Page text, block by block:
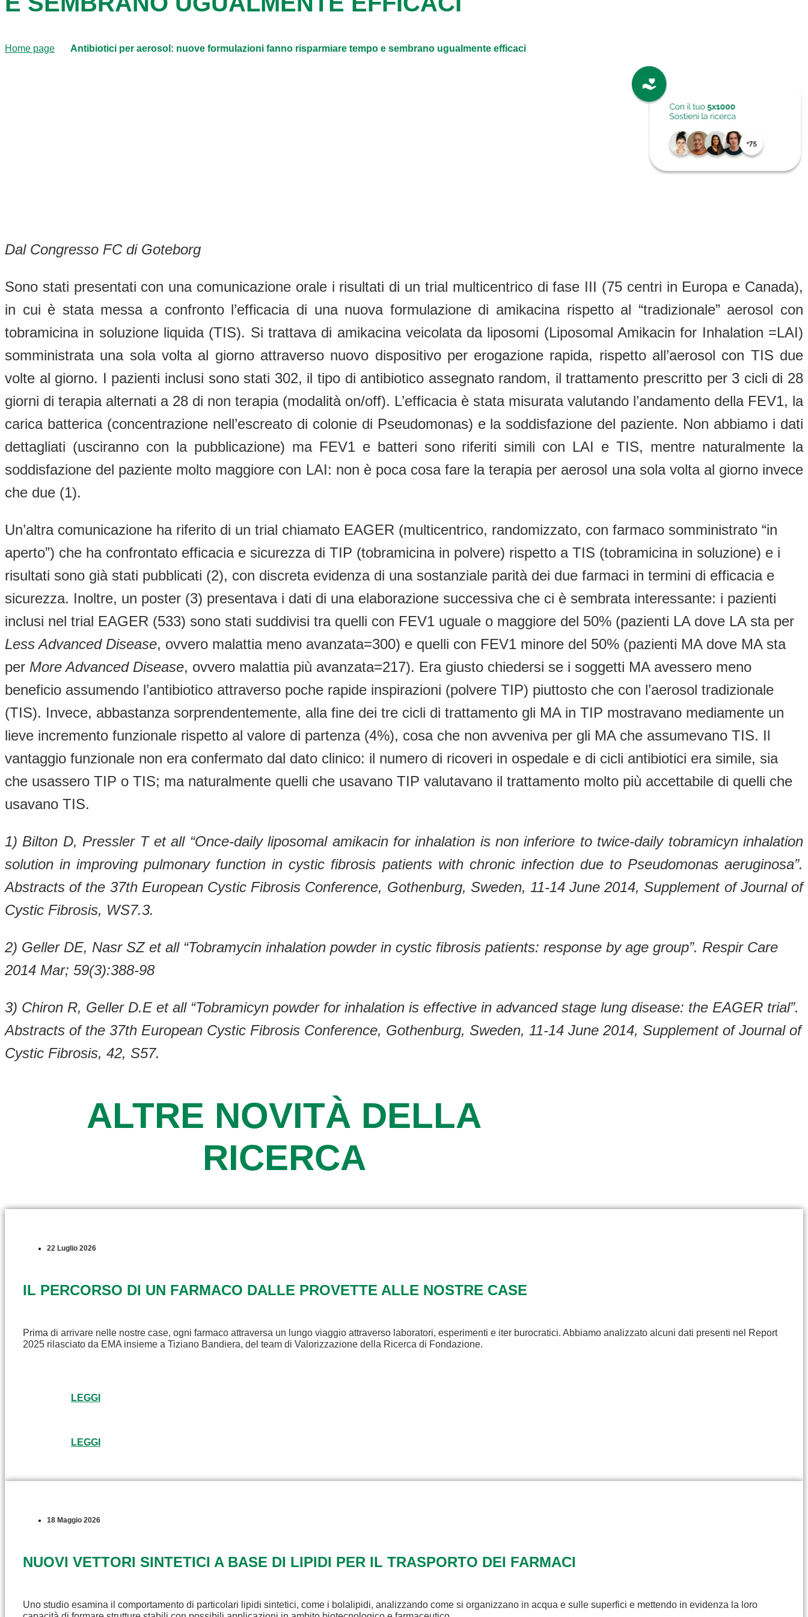
Home page Antibiotici per aerosol: nuove formulazioni fanno risparmiare tempo e sembrano ugualmente efficaci
Dal Congresso FC di Goteborg
Sono stati presentati con una comunicazione orale i risultati di un trial multicentrico di fase III (75 centri in Europa e Canada),
in cui è stata messa a confronto l’efficacia di una nuova formulazione di amikacina rispetto al “tradizionale” aerosol con
tobramicina in soluzione liquida (TIS). Si trattava di amikacina veicolata da liposomi (Liposomal Amikacin for Inhalation =LAI)
somministrata una sola volta al giorno attraverso nuovo dispositivo per erogazione rapida, rispetto all’aerosol con TIS due
volte al giorno. I pazienti inclusi sono stati 302, il tipo di antibiotico assegnato random, il trattamento prescritto per 3 cicli di 28
giorni di terapia alternati a 28 di non terapia (modalità on/off). L’efficacia è stata misurata valutando l’andamento della FEV1, la
carica batterica (concentrazione nell’escreato di colonie di Pseudomonas) e la soddisfazione del paziente. Non abbiamo i dati
dettagliati (usciranno con la pubblicazione) ma FEV1 e batteri sono riferiti simili con LAI e TIS, mentre naturalmente la
soddisfazione del paziente molto maggiore con LAI: non è poca cosa fare la terapia per aerosol una sola volta al giorno invece
che due (1).
Un’altra comunicazione ha riferito di un trial chiamato EAGER (multicentrico, randomizzato, con farmaco somministrato “in
aperto”) che ha confrontato efficacia e sicurezza di TIP (tobramicina in polvere) rispetto a TIS (tobramicina in soluzione) e i
risultati sono già stati pubblicati (2), con discreta evidenza di una sostanziale parità dei due farmaci in termini di efficacia e
sicurezza. Inoltre, un poster (3) presentava i dati di una elaborazione successiva che ci è sembrata interessante: i pazienti
inclusi nel trial EAGER (533) sono stati suddivisi tra quelli con FEV1 uguale o maggiore del 50% (pazienti LA dove LA sta per
Less Advanced Disease, ovvero malattia meno avanzata=300) e quelli con FEV1 minore del 50% (pazienti MA dove MA sta
per More Advanced Disease, ovvero malattia più avanzata=217). Era giusto chiedersi se i soggetti MA avessero meno
beneficio assumendo l’antibiotico attraverso poche rapide inspirazioni (polvere TIP) piuttosto che con l’aerosol tradizionale
(TIS). Invece, abbastanza sorprendentemente, alla fine dei tre cicli di trattamento gli MA in TIP mostravano mediamente un
lieve incremento funzionale rispetto al valore di partenza (4%), cosa che non avveniva per gli MA che assumevano TIS. Il
vantaggio funzionale non era confermato dal dato clinico: il numero di ricoveri in ospedale e di cicli antibiotici era simile, sia
che usassero TIP o TIS; ma naturalmente quelli che usavano TIP valutavano il trattamento molto più accettabile di quelli che
usavano TIS.
1) Bilton D, Pressler T et all “Once-daily liposomal amikacin for inhalation is non inferiore to twice-daily tobramicyn inhalation
solution in improving pulmonary function in cystic fibrosis patients with chronic infection due to Pseudomonas aeruginosa”.
Abstracts of the 37th European Cystic Fibrosis Conference, Gothenburg, Sweden, 11-14 June 2014, Supplement of Journal of
Cystic Fibrosis, WS7.3.
2) Geller DE, Nasr SZ et all “Tobramycin inhalation powder in cystic fibrosis patients: response by age group”. Respir Care
2014 Mar; 59(3):388-98
3) Chiron R, Geller D.E et all “Tobramicyn powder for inhalation is effective in advanced stage lung disease: the EAGER trial”.
Abstracts of the 37th European Cystic Fibrosis Conference, Gothenburg, Sweden, 11-14 June 2014, Supplement of Journal of
Cystic Fibrosis, 42, S57.
ALTRE NOVITÀ DELLA
RICERCA
22 Luglio 2026
IL PERCORSO DI UN FARMACO DALLE PROVETTE ALLE NOSTRE CASE
Prima di arrivare nelle nostre case, ogni farmaco attraversa un lungo viaggio attraverso laboratori, esperimenti e iter burocratici. Abbiamo analizzato alcuni dati presenti nel Report
2025 rilasciato da EMA insieme a Tiziano Bandiera, del team di Valorizzazione della Ricerca di Fondazione.
LEGGI
LEGGI
18 Maggio 2026
NUOVI VETTORI SINTETICI A BASE DI LIPIDI PER IL TRASPORTO DEI FARMACI
Uno studio esamina il comportamento di particolari lipidi sintetici, come i bolalipidi, analizzando come si organizzano in acqua e sulle superfici e mettendo in evidenza la loro